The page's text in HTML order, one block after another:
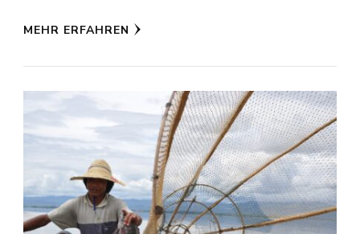
MEHR ERFAHREN